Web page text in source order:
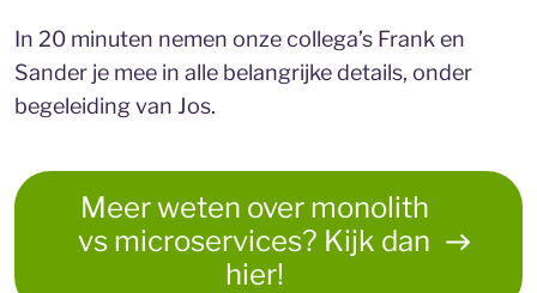
In 20 minuten nemen onze collega’s Frank en
Sander je mee in alle belangrijke details, onder
begeleiding van Jos.
Meer weten over monolith
vs microservices? Kijk dan
hier!